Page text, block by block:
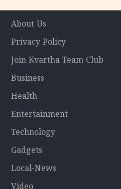
About Us
Privacy Policy
Join Kvartha Team Club
Business
Health
Entertainment
Technology
Gadgets
Local-News
Video